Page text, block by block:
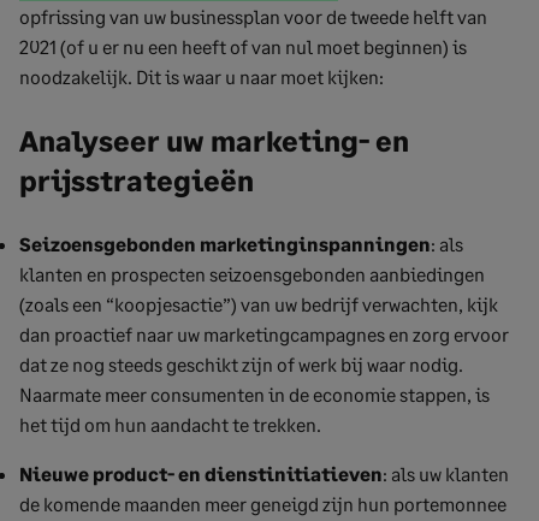
tekst
einde
opfrissing van uw businessplan voor de tweede helft van
2021 (of u er nu een heeft of van nul moet beginnen) is
noodzakelijk. Dit is waar u naar moet kijken:
Analyseer uw marketing- en
prijsstrategieën
Seizoensgebonden marketinginspanningen: als
klanten en prospecten seizoensgebonden aanbiedingen
(zoals een “koopjesactie”) van uw bedrijf verwachten, kijk
dan proactief naar uw marketingcampagnes en zorg ervoor
dat ze nog steeds geschikt zijn of werk bij waar nodig.
Naarmate meer consumenten in de economie stappen, is
het tijd om hun aandacht te trekken.
Nieuwe product- en dienstinitiatieven: als uw klanten
de komende maanden meer geneigd zijn hun portemonnee